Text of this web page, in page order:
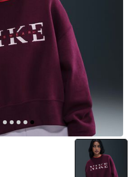
selected
أحمر